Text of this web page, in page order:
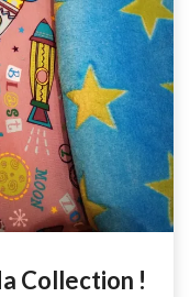
Collection !